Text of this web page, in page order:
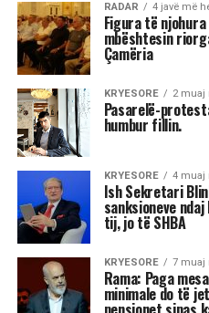
Kur dita barazohet
Shehu zbulon se
për çdo shenjë
Stina e vjeshtës ka nisur
të jashtëzakonshme
premtojnë qetësi! Në